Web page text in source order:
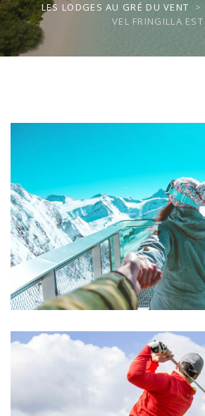
LES LODGES AU GRÉ DU VENT >
VEL FRINGILLA EST